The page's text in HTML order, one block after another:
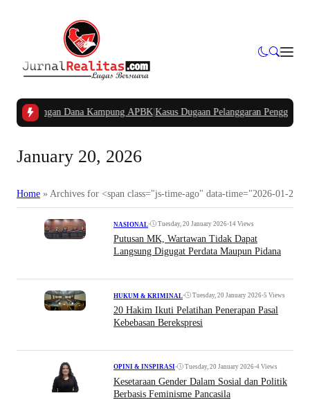
Potongan Dana Kampung APBK|Kasus Dugaan Pelanggaran Penggunaan
January 20, 2026
Home » Archives for <span class="js-time-ago" data-time="2026-01-
NASIONAL• Tuesday, 20 January 2026•14 Views
Putusan MK, Wartawan Tidak Dapat
Langsung Digugat Perdata Maupun Pidana
HUKUM & KRIMINAL• Tuesday, 20 January 2026•5 Views
20 Hakim Ikuti Pelatihan Penerapan Pasal
Kebebasan Berekspresi
OPINI & INSPIRASI • Tuesday, 20 January 2026•4 Views
Kesetaraan Gender Dalam Sosial dan Politik
Berbasis Feminisme Pancasila